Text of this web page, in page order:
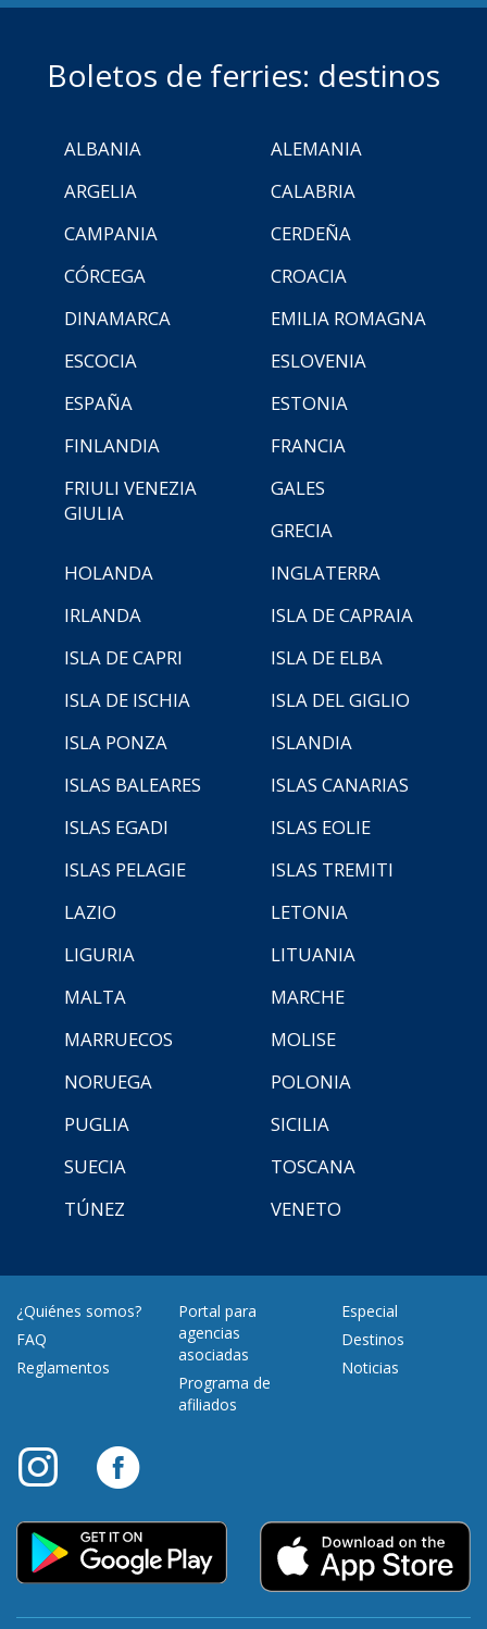
Boletos de ferries: destinos
ALBANIA
ALEMANIA
ARGELIA
CALABRIA
CAMPANIA
CERDEÑA
CÓRCEGA
CROACIA
DINAMARCA
EMILIA ROMAGNA
ESCOCIA
ESLOVENIA
ESPAÑA
ESTONIA
FINLANDIA
FRANCIA
FRIULI VENEZIA
GIULIA
GALES
GRECIA
HOLANDA
INGLATERRA
IRLANDA
ISLA DE CAPRAIA
ISLA DE CAPRI
ISLA DE ELBA
ISLA DE ISCHIA
ISLA DEL GIGLIO
ISLA PONZA
ISLANDIA
ISLAS BALEARES
ISLAS CANARIAS
ISLAS EGADI
ISLAS EOLIE
ISLAS PELAGIE
ISLAS TREMITI
LAZIO
LETONIA
LIGURIA
LITUANIA
MALTA
MARCHE
MARRUECOS
MOLISE
NORUEGA
POLONIA
PUGLIA
SICILIA
SUECIA
TOSCANA
TÚNEZ
VENETO
¿Quiénes somos?
FAQ
Reglamentos
Portal para
agencias
asociadas
Programa de
afiliados
Especial
Destinos
Noticias